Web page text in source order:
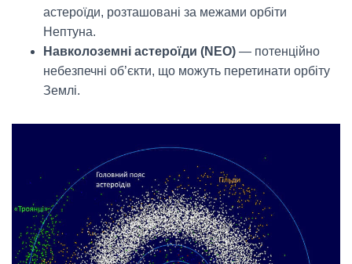
астероїди, розташовані за межами орбіти
Нептуна.
Навколоземні астероїди (NEO) — потенційно
небезпечні об’єкти, що можуть перетинати орбіту
Землі.